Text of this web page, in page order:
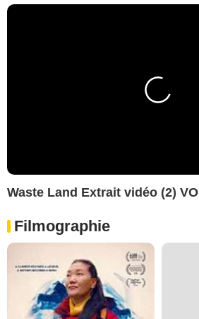
Waste Land Extrait vidéo (2) VO
Filmographie